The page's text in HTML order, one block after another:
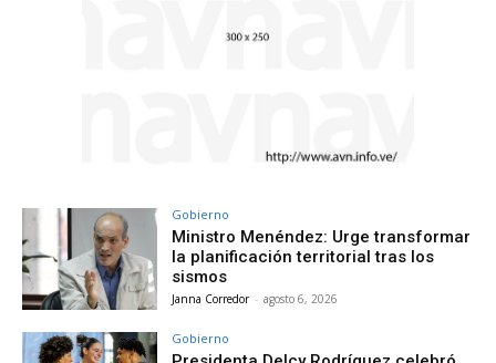
Gobierno
Ministro Menéndez: Urge transformar
la planificación territorial tras los
sismos
Janna Corredor - agosto 6, 2026
Gobierno